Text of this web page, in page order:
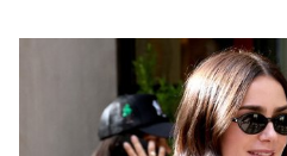
navdihujejo, razkrivajo
opominjajo na neverjetno